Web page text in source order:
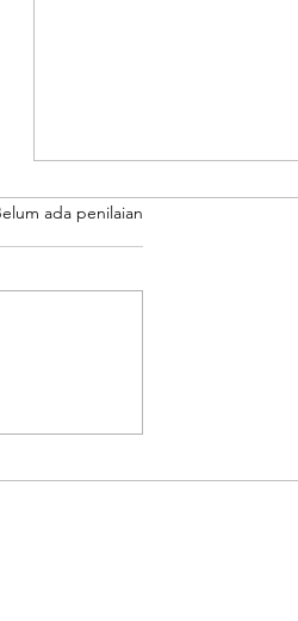
Dapatkan Informasi
ada penilaian